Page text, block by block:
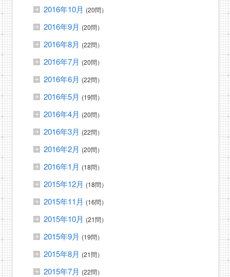
2016年10月 (20問）
2016年9月 (20問）
2016年8月 (22問）
2016年7月 (20問）
2016年6月 (22問）
2016年5月 (19問）
2016年4月 (20問）
2016年3月 (22問）
2016年2月 (20問）
2016年1月 (18問）
2015年12月 (18問）
2015年11月 (16問）
2015年10月 (21問）
2015年9月 (19問）
2015年8月 (21問）
2015年7月 (22問）